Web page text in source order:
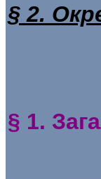
§ 2.
§ 1.